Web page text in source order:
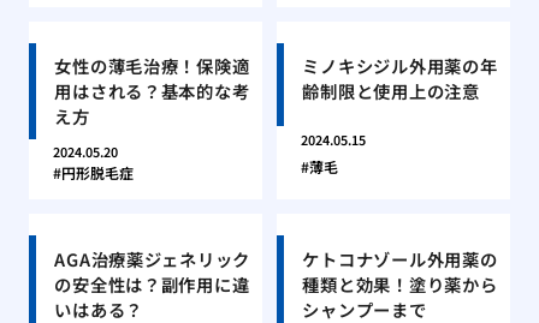
女性の薄毛治療！保険適
用はされる？基本的な考
え方
2024.05.20
円形脱毛症
ミノキシジル外用薬の年
齢制限と使用上の注意
2024.05.15
薄毛
AGA治療薬ジェネリック
の安全性は？副作用に違
いはある？
ケトコナゾール外用薬の
種類と効果！塗り薬から
シャンプーまで